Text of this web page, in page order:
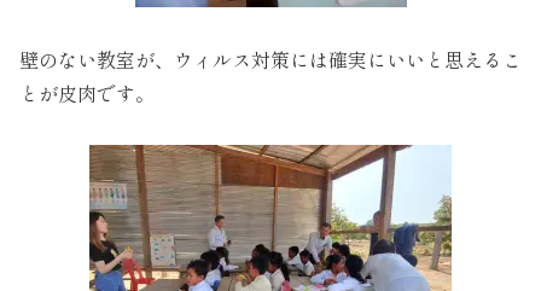
壁のない教室が、ウィルス対策には確実にいいと思えるこ
とが皮肉です。